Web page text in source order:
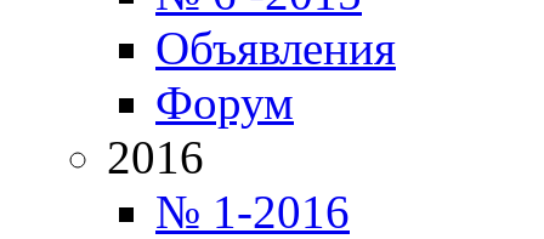
Объявления
Форум
2016
№ 1-2016